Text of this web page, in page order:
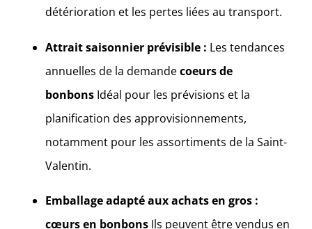
détérioration et les pertes liées au transport.
Attrait saisonnier prévisible : Les tendances
annuelles de la demandecoeurs de
bonbons Idéal pour les prévisions et la
planification des approvisionnements,
notamment pour les assortiments de la Saint-
Valentin.
Emballage adapté aux achats en gros :
cœurs en bonbons Ils peuvent être vendus en